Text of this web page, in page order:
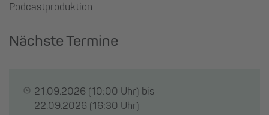
Podcastproduktion
Nächste Termine
21.09.2026 (10:00 Uhr) bis
22.09.2026 (16:30 Uhr)